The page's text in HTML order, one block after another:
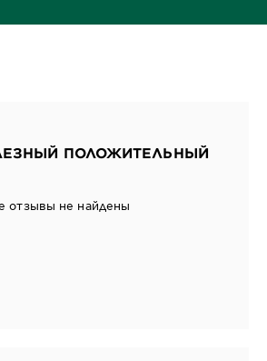
ПОЛОЖИТЕЛЬНЫЙ
отзывы не найдены